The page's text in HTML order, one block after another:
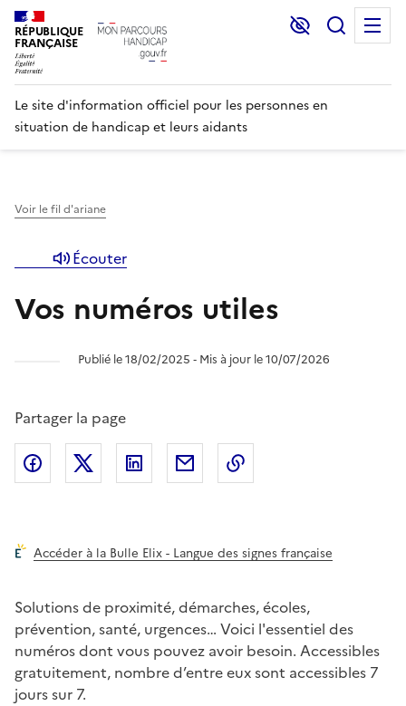
RÉPUBLIQUE
FRANÇAISE
Lecture et
Le site d'information officiel pour les personnes en
situation de handicap et leurs aidants
Voir le fil d'ariane
Écouter
Vos numéros utiles
Publié le 18/02/2025 ‐ Mis à jour le 10/07/2026
Partager la page
Partager l'article surFacebook
Partager l'article sur X (anciennement
Partager l'article sur
Partager l'article par courriel
Accéder à la Bulle Elix - Langue des signes française
Solutions de proximité, démarches, écoles,
prévention, santé, urgences… Voici l'essentiel des
numéros dont vous pouvez avoir besoin. Accessibles
gratuitement, nombre d’entre eux sont accessibles 7
jours sur 7.